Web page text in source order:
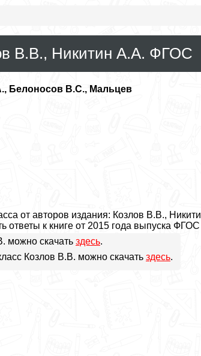
В.В., Никитин А.А. ФГОС
Белоносов В.С., Мальцев
от авторов издания: Козлов В.В.,
к книге от 2015 года выпуска ФГОС
можно скачать здесь.
Козлов В.В. можно скачать здесь.